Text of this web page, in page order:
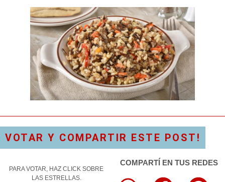
VOTAR Y COMPARTIR ESTE POST!
PARA VOTAR, HAZ CLICK SOBRE
LAS ESTRELLAS.
COMPARTÍ EN TUS REDES